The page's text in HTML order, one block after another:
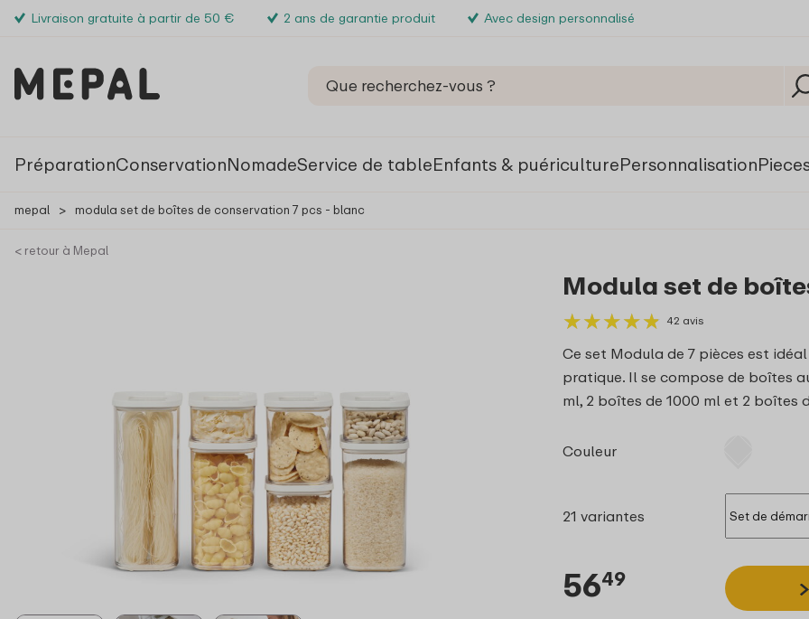
Livraison gratuite à partir de 50 € 2 ans de garantie produit Avec design personnalisé
PréparationConservationNomadeService de tableEnfants & puériculturePersonnalisation
mepal > modula set de boîtes de conservation 7 pcs - blanc
< retour à Mepal
Modula set de
★★★★★
★★★★★ 42 avis
Ce set Modula de 7 pièces est
pratique. Il se compose de boîtes
ml, 2 boîtes de 1000 ml et 2 boîtes
Couleur
21 variantes
5649